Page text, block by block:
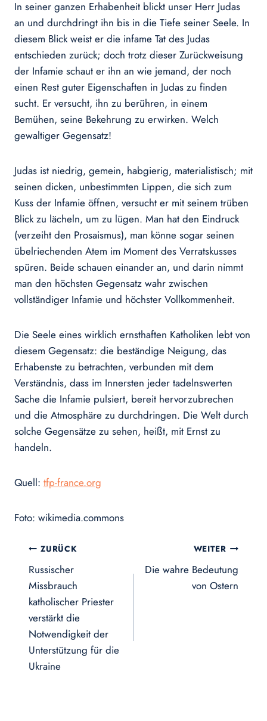
In seiner ganzen Erhabenheit blickt unser Herr Judas
an und durchdringt ihn bis in die Tiefe seiner Seele. In
diesem Blick weist er die infame Tat des Judas
entschieden zurück; doch trotz dieser Zurückweisung
der Infamie schaut er ihn an wie jemand, der noch
einen Rest guter Eigenschaften in Judas zu finden
sucht. Er versucht, ihn zu berühren, in einem
Bemühen, seine Bekehrung zu erwirken. Welch
gewaltiger Gegensatz!
Judas ist niedrig, gemein, habgierig, materialistisch; mit
seinen dicken, unbestimmten Lippen, die sich zum
Kuss der Infamie öffnen, versucht er mit seinem trüben
Blick zu lächeln, um zu lügen. Man hat den Eindruck
(verzeiht den Prosaismus), man könne sogar seinen
übelriechenden Atem im Moment des Verratskusses
spüren. Beide schauen einander an, und darin nimmt
man den höchsten Gegensatz wahr zwischen
vollständiger Infamie und höchster Vollkommenheit.
Die Seele eines wirklich ernsthaften Katholiken lebt von
diesem Gegensatz: die beständige Neigung, das
Erhabenste zu betrachten, verbunden mit dem
Verständnis, dass im Innersten jeder tadelnswerten
Sache die Infamie pulsiert, bereit hervorzubrechen
und die Atmosphäre zu durchdringen. Die Welt durch
solche Gegensätze zu sehen, heißt, mit Ernst zu
handeln.
Quell: tfp-france.org
Foto: wikimedia.commons
Beitragsnavigation
ZURÜCK
Russischer
Missbrauch
katholischer Priester
verstärkt die
Notwendigkeit der
Unterstützung für die
Ukraine
WEITER
Die wahre Bedeutung
von Ostern